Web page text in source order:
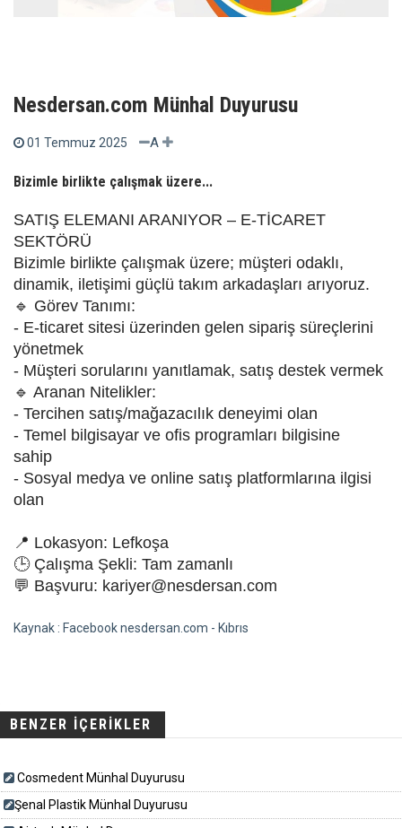
Nesdersan.com Münhal Duyurusu
01 Temmuz 2025 A
Bizimle birlikte çalışmak üzere...
SATIŞ ELEMANI ARANIYOR – E-TİCARET
SEKTÖRÜ
Bizimle birlikte çalışmak üzere; müşteri odaklı,
dinamik, iletişimi güçlü takım arkadaşları arıyoruz.
🔹 Görev Tanımı:
- E-ticaret sitesi üzerinden gelen sipariş süreçlerini
yönetmek
- Müşteri sorularını yanıtlamak, satış destek vermek
🔹 Aranan Nitelikler:
- Tercihen satış/mağazacılık deneyimi olan
- Temel bilgisayar ve ofis programları bilgisine
sahip
- Sosyal medya ve online satış platformlarına ilgisi
olan
📍 Lokasyon: Lefkoşa
🕒 Çalışma Şekli: Tam zamanlı
💬 Başvuru: kariyer@nesdersan.com
Kaynak : Facebook nesdersan.com - Kıbrıs
BENZER İÇERİKLER
Cosmedent Münhal Duyurusu
​​​Şenal Plastik Münhal Duyurusu